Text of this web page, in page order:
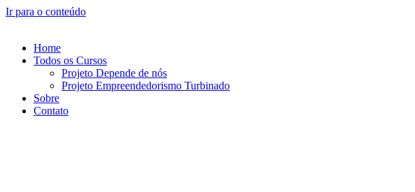
Ir para o conteúdo
Home
Todos os Cursos
Projeto Depende de nós
Projeto Empreendedorismo Turbinado
Sobre
Contato